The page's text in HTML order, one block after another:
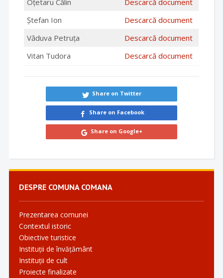
DESPRE COMUNA COMANA
Prezentarea comunei
Contextul istoric
Obiective turistice
Instituții de învățământ
Instituții de cult
Proiecte finalizate
Oțetaru Călin
Descarcă document
Ștefan Ion
Descarcă document
Văduva Petruța
Descarcă document
Vitan Tudora
Descarcă document
Share on Twitter
Share on Facebook
Share on Google+